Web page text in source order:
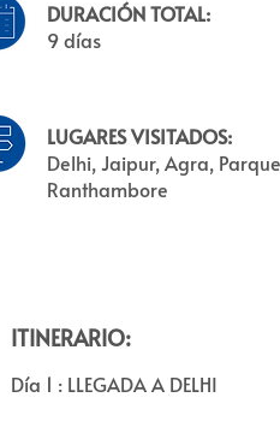
DURACIÓN TOTAL:
9 días
LUGARES VISITADOS:
Delhi, Jaipur, Agra,
Ranthambore
ITINERARIO:
Día 1 : LLEGADA A DELHI